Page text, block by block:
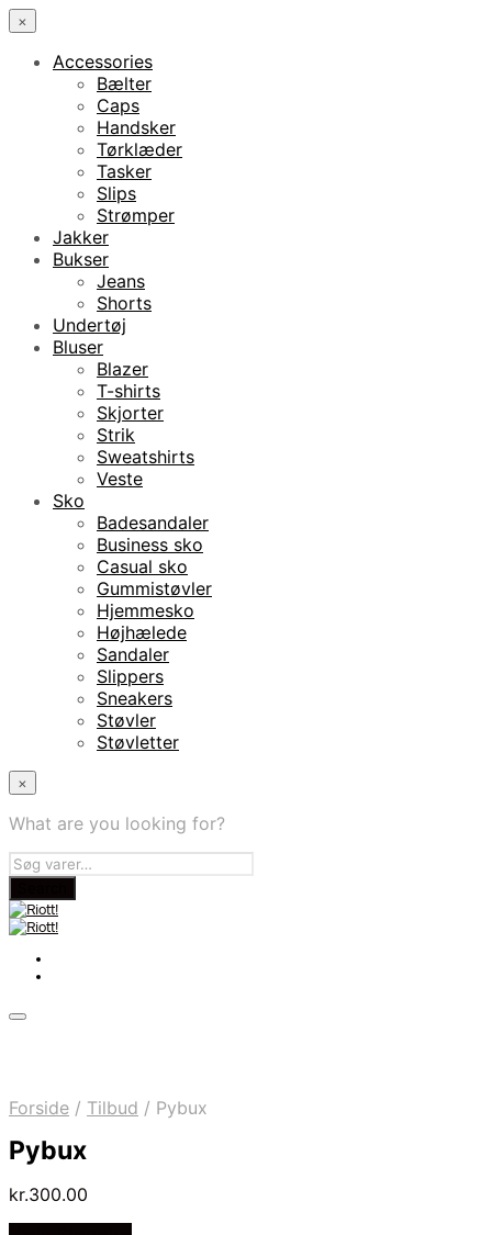
×
Accessories
Bælter
Caps
Handsker
Tørklæder
Tasker
Slips
Strømper
Jakker
Bukser
Jeans
Shorts
Undertøj
Bluser
Blazer
T-shirts
Skjorter
Strik
Sweatshirts
Veste
Sko
Badesandaler
Business sko
Casual sko
Gummistøvler
Hjemmesko
Højhælede
Sandaler
Slippers
Sneakers
Støvler
Støvletter
×
What are you looking for?
Forside / Tilbud / Pybux
Pybux
kr.300.00